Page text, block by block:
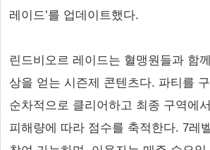
레이드’를 업데이트했다.
린드비오르 레이드는 혈맹원들과 함
상을 얻는 시즌제 콘텐츠다. 파티를
순차적으로 클리어하고 최종 구역에
피해량에 따라 점수를 축적한다. 7레